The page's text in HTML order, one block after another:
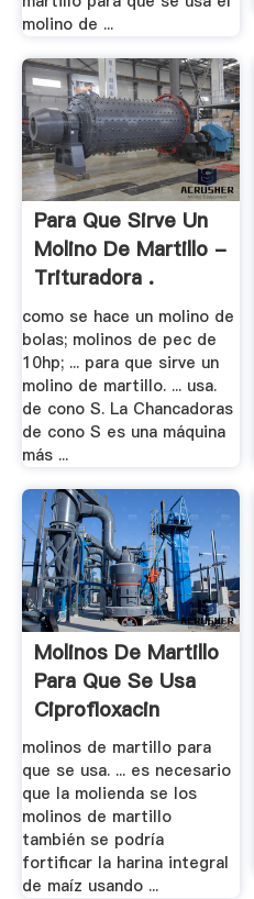
molino de ...
Para Que Sirve Un
Molino De Martillo -
Trituradora .
como se hace un molino de
bolas; molinos de pec de
10hp; ... para que sirve un
molino de martillo. ... usa.
de cono S. La Chancadoras
de cono S es una máquina
más ...
Molinos De Martillo
Para Que Se Usa
Ciprofloxacin
molinos de martillo para
que se usa. ... es necesario
que la molienda se los
molinos de martillo
también se podría
fortificar la harina integral
de maíz usando ...